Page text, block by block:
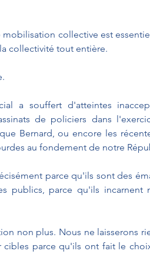
collective est
collectivité tout entière.
a souffert d'atteintes
de policiers dans
Bernard, ou encore les
au fondement de notre
parce qu'ils sont des
publics, parce qu'ils incarnent
non plus. Nous ne laisserons
parce qu'ils ont fait le